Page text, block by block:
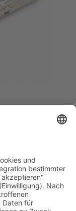
|Datenschutz
|RMA